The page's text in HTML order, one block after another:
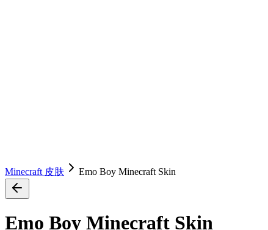
Minecraft 皮肤 Emo Boy Minecraft Skin
Emo Boy Minecraft Skin